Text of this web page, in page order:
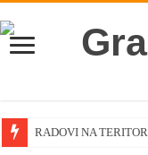
RADOVI NA